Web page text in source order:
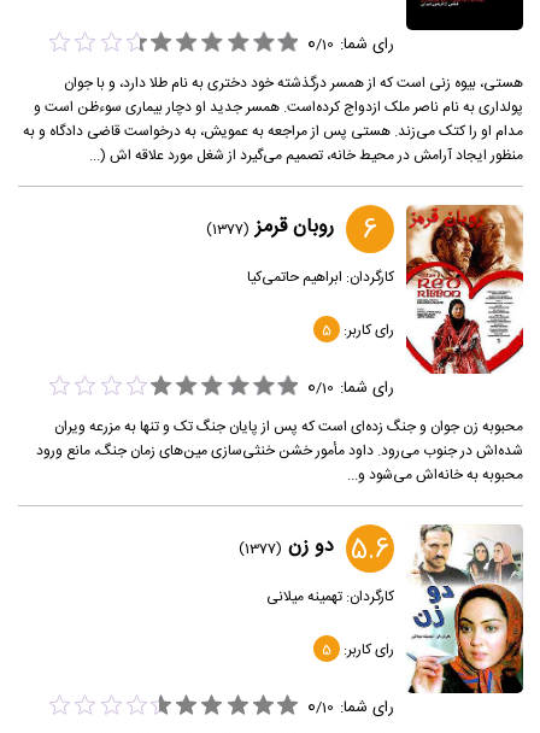
رای شما: 0/10
هستی، بیوه زنی است که از همسر درگذشته خود دختری به نام طلا دارد، و با جوان
پولداری به نام ناصر ملک ازدواج کرده‌است. همسر جدید او دچار بیماری سوءظن است و
مدام او را کتک می‌زند. هستی پس از مراجعه به عمویش، به درخواست قاضی دادگاه و به
منظور ایجاد آرامش در محیط خانه، تصمیم می‌گیرد از شغل مورد علاقه اش (...
6 روبان قرمز (1377)
کارگردان: ابراهیم حاتمی‌کیا
رای کاربر: 5
رای شما: 0/10
محبوبه زن جوان و جنگ زده‌ای است که پس از پایان جنگ تک و تنها به مزرعه ویران
شده‌اش در جنوب می‌رود. داود مأمور خشن خنثی‌سازی مین‌های زمان جنگ، مانع ورود
محبوبه به خانه‌اش می‌شود و...
5.6 دو زن (1377)
کارگردان:تهمینه میلانی
رای کاربر: 5
رای شما: 0/10